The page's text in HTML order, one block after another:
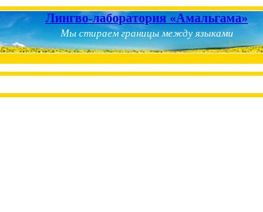
Лингво-лаборатория «Амальгама»
Мы стираем границы между языками